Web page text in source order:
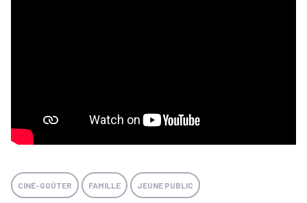
CINÉ-GOÛTER FAMILLE JEUNE PUBLIC